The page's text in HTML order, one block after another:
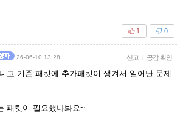
0
1
26-06-10 13:28 신고 | 공감 확인
고 기존 패킷에 추가패킷이 생겨서 일어난 문제
패킷이 필요했나봐요~